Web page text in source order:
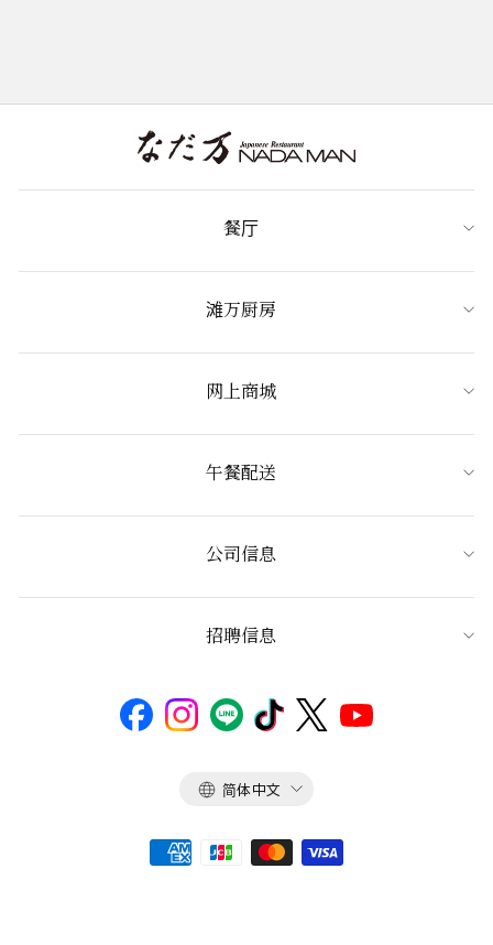
餐厅
滩万厨房
网上商城
午餐配送
公司信息
招聘信息
语
简体中文